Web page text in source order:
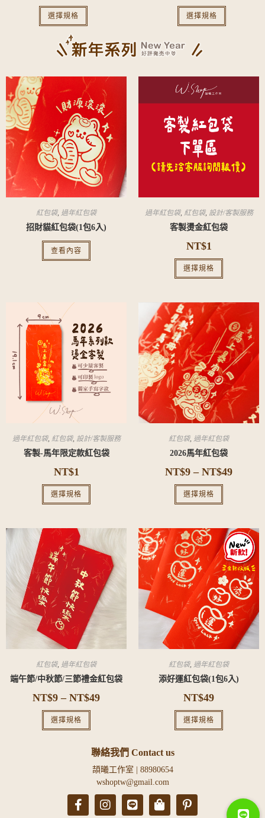
選擇規格 選擇規格
紅包袋, 過年紅包袋
招財貓紅包袋(1包6入)
查看內容
過年紅包袋, 紅包袋, 設計/客製服務
客製燙金紅包袋
NT$1
選擇規格
過年紅包袋, 紅包袋, 設計/客製服務
客製-馬年限定款紅包袋
NT$1
選擇規格
紅包袋, 過年紅包袋
2026馬年紅包袋
NT$9 – NT$49
選擇規格
紅包袋, 過年紅包袋
端午節/中秋節/三節禮金紅包袋
NT$9 – NT$49
選擇規格
紅包袋, 過年紅包袋
添好運紅包袋(1包6入)
NT$49
選擇規格
聯絡我們 Contact us
頡曦工作室 | 88980654
wshoptw@gmail.com